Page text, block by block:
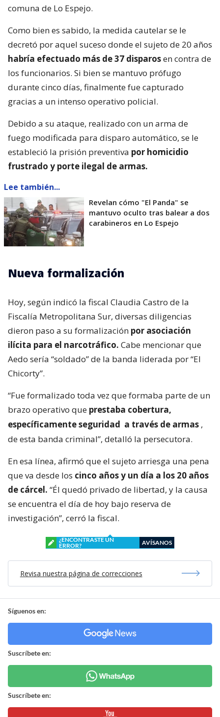
comuna de Lo Espejo.
Como bien es sabido, la medida cautelar se le
decretó por aquel suceso donde el sujeto de 20 años
habría efectuado más de 37 disparosen contra de
los funcionarios. Si bien se mantuvo prófugo
durante cinco días, finalmente fue capturado
gracias a un intenso operativo policial.
Debido a su ataque, realizado con un arma de
fuego modificada para disparo automático, se le
estableció la prisión preventiva por homicidio
frustrado y porte ilegal de armas.
Lee también...
Revelan cómo "El Panda" se
mantuvo oculto tras balear a dos
carabineros en Lo Espejo
Nueva formalización
Hoy, según indicó la fiscal Claudia Castro de la
Fiscalía Metropolitana Sur, diversas diligencias
dieron paso a su formalización por asociación
ilícita para el narcotráfico. Cabe mencionar que
Aedo sería “soldado” de la banda liderada por “El
Chicorty”.
“Fue formalizado toda vez que formaba parte de un
brazo operativo que prestaba cobertura,
específicamente seguridad a través de armas ,
de esta banda criminal”, detalló la persecutora.
En esa línea, afirmó que el sujeto arriesga una pena
que va desde los cinco años y un día a los 20 años
de cárcel. “Él quedó privado de libertad, y la causa
se encuentra el día de hoy bajo reserva de
investigación”, cerró la fiscal.
¿ENCONTRASTE UN
ERROR?
AVÍSANOS
Revisa nuestra página de correcciones
Síguenos en:
Suscríbete en:
Suscríbete en: